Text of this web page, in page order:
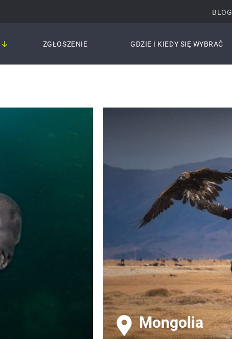
ZGŁOSZENIE GDZIE I KIEDY SIĘ WYBRAĆ
BLOG
Mongolia